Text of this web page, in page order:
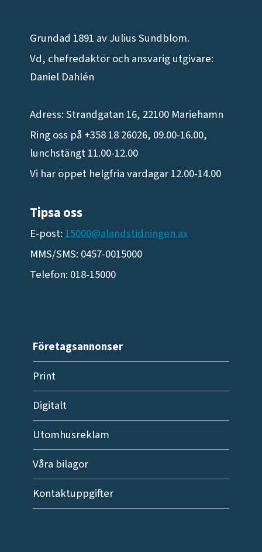
Grundad 1891 av Julius Sundblom.
Vd, chefredaktör och ansvarig utgivare:
Daniel Dahlén
Adress: Strandgatan 16, 22100 Mariehamn
Ring oss på +358 18 26026, 09.00-16.00,
lunchstängt 11.00-12.00
Vi har öppet helgfria vardagar 12.00-14.00
Tipsa oss
E-post:15000@alandstidningen.ax
MMS/SMS: 0457-0015000
Telefon: 018-15000
Företagsannonser
Print
Digitalt
Utomhusreklam
Våra bilagor
Kontaktuppgifter